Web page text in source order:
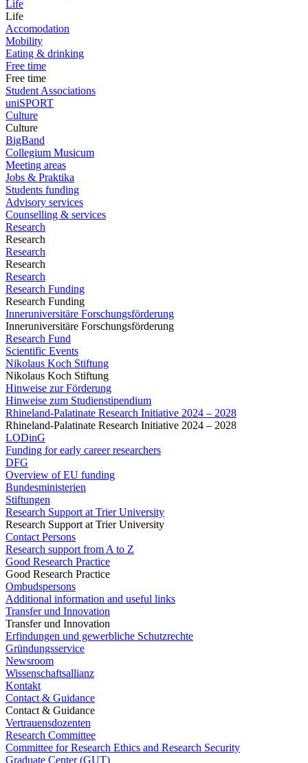
Life
Life
Accomodation
Mobility
Eating & drinking
Free time
Free time
Student Associations
uniSPORT
Culture
Culture
BigBand
Collegium Musicum
Meeting areas
Jobs & Praktika
Students funding
Advisory services
Counselling & services
Research
Research
Research
Research
Research
Research Funding
Research Funding
Inneruniversitäre Forschungsförderung
Inneruniversitäre Forschungsförderung
Research Fund
Scientific Events
Nikolaus Koch Stiftung
Nikolaus Koch Stiftung
Hinweise zur Förderung
Hinweise zum Studienstipendium
Rhineland-Palatinate Research Initiative 2024 – 2028
Rhineland-Palatinate Research Initiative 2024 – 2028
LODinG
Funding for early career researchers
DFG
Overview of EU funding
Bundesministerien
Stiftungen
Research Support at Trier University
Research Support at Trier University
Contact Persons
Research support from A to Z
Good Research Practice
Good Research Practice
Ombudspersons
Additional information and useful links
Transfer und Innovation
Transfer und Innovation
Erfindungen und gewerbliche Schutzrechte
Gründungsservice
Newsroom
Wissenschaftsallianz
Kontakt
Contact & Guidance
Contact & Guidance
Vertrauensdozenten
Research Committee
Committee for Research Ethics and Research Security
Graduate Center (GUT)